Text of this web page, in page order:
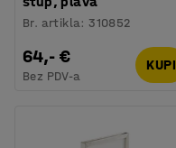
Br. artikla:310852
64,- €
Bez PDV-a
KUPI